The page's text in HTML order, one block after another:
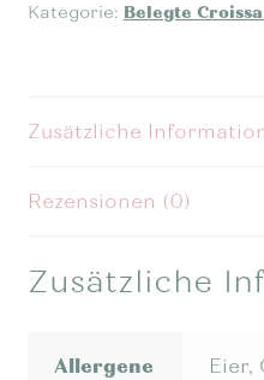
Kategorie: Belegte
Zusätzliche
Rezensionen (0)
Zusätzliche
Allergene
Eier,